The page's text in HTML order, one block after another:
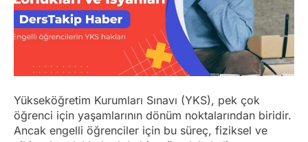
Yükseköğretim Kurumları Sınavı (YKS), pek çok
öğrenci için yaşamlarının dönüm noktalarından biridir.
Ancak engelli öğrenciler için bu süreç, fiziksel ve